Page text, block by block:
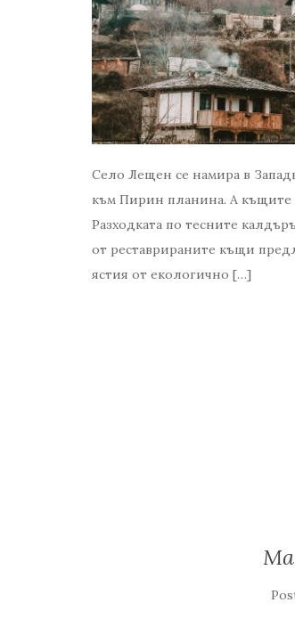
Село Лещен се намира в
към Пирин планина. А къщите
Разходката по тесните
от реставрираните къщи
ястия от екологично […]